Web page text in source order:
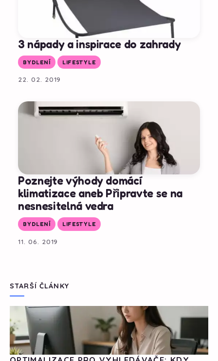
3 nápady a inspirace do zahrady
BYDLENÍ LIFESTYLE
22. 02. 2019
Poznejte výhody domácí
klimatizace aneb Připravte se na
nesnesitelná vedra
BYDLENÍ LIFESTYLE
11. 06. 2019
STARŠÍ ČLÁNKY